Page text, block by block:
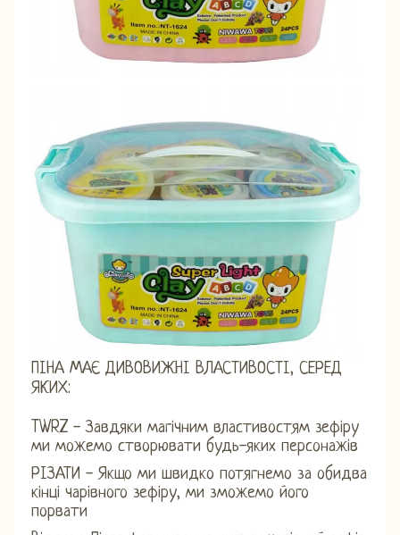
ПІНА МАЄ ДИВОВИЖНІ ВЛАСТИВОСТІ, СЕРЕД
ЯКИХ:
TWRZ - Завдяки магічним властивостям зефіру
ми можемо створювати будь-яких персонажів
РІЗАТИ - Якщо ми швидко потягнемо за обидва
кінці чарівного зефіру, ми зможемо його
порвати